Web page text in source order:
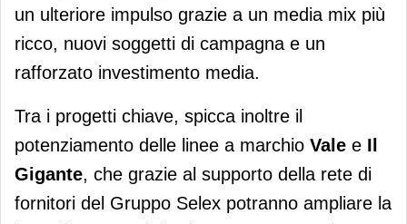
un ulteriore impulso grazie a un media mix più
ricco, nuovi soggetti di campagna e un
rafforzato investimento media.
Tra i progetti chiave, spicca inoltre il
potenziamento delle linee a marchio Vale e Il
Gigante, che grazie al supporto della rete di
fornitori del Gruppo Selex potranno ampliare la